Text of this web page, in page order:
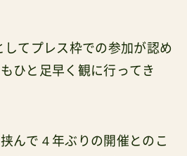
してプレス枠での参加が認め
ひと足早く観に行ってき
んで４年ぶりの開催とのこ